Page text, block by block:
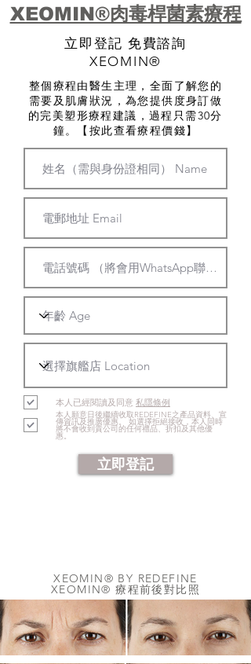
XEOMIN®肉毒桿菌素療程
立即登記 免費諮詢
XEOMIN®
整個療程由醫生主理，全面了解您的
需要及肌膚狀況，為您提供度身訂做
的完美塑形療程建議，過程只需30分
鐘。
【按此查看療程價錢】
本人已經閱讀及同意 私隱條例
本人願意日後繼續收取REDEFINE之產品資料、宣
傳資訊及推廣優惠。 如選擇拒絕接收，本人同時
將不會收到貴公司的任何禮品、折扣及其他優
惠。
立即登記
XEOMIN® BY REDEFINE
XEOMIN® 療程前後對比照